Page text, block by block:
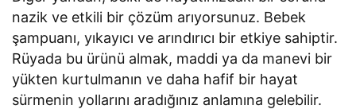
nazik ve etkili bir çözüm arıyorsunuz. Bebek
şampuanı, yıkayıcı ve arındırıcı bir etkiye sahiptir.
Rüyada bu ürünü almak, maddi ya da manevi bir
yükten kurtulmanın ve daha hafif bir hayat
sürmenin yollarını aradığınız anlamına gelebilir.